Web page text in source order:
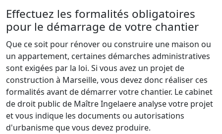
Effectuez les formalités obligatoires
pour le démarrage de votre chantier
Que ce soit pour rénover ou construire une maison ou
un appartement, certaines démarches administratives
sont exigées par la loi. Si vous avez un projet de
construction à Marseille, vous devez donc réaliser ces
formalités avant de démarrer votre chantier. Le cabinet
de droit public de Maître Ingelaere analyse votre projet
et vous indique les documents ou autorisations
d'urbanisme que vous devez produire.